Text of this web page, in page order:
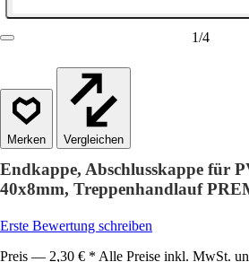
1/4
Vergleichen
Endkappe, Abschlusskappe für
40x8mm, Treppenhandlauf
Erste Bewertung schreiben
Preis — 2,30 € * Alle Preise inkl. MwSt.